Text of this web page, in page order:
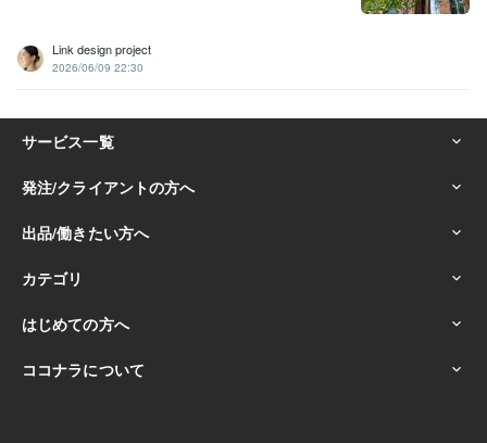
Link design project
2026/06/09 22:30